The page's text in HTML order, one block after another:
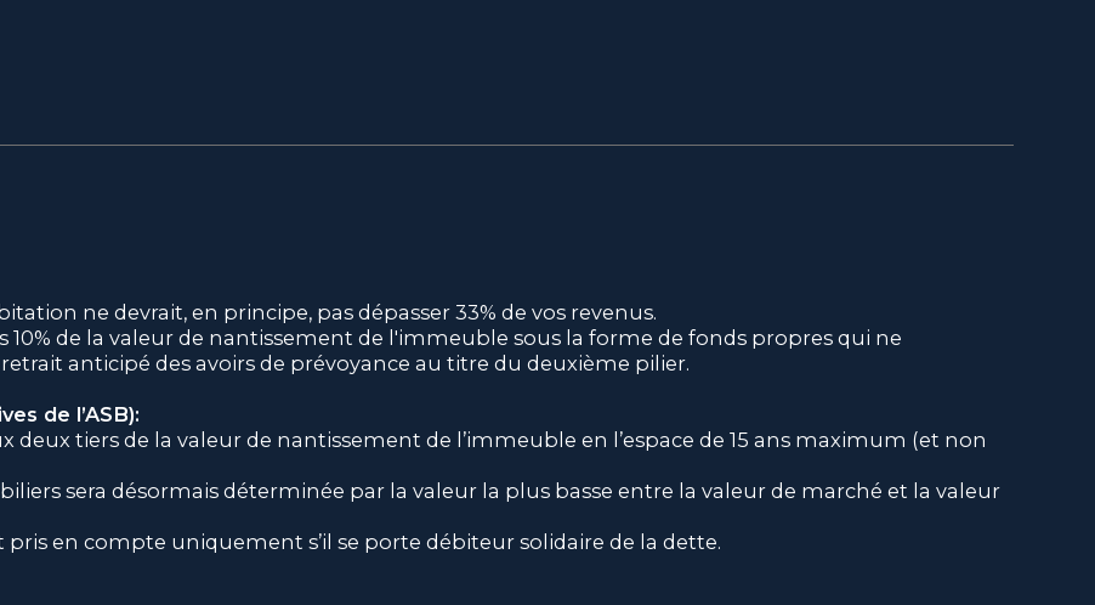
ne devrait, en principe, pas dépasser 33% de vos revenus.
de la valeur de nantissement de l'immeuble sous la forme de fonds propres qui ne
anticipé des avoirs de prévoyance au titre du deuxième pilier.
de l’ASB):
tiers de la valeur de nantissement de l’immeuble en l’espace de 15 ans maximum (et non
sera désormais déterminée par la valeur la plus basse entre la valeur de marché et la valeur
pris en compte uniquement s’il se porte débiteur solidaire de la dette.